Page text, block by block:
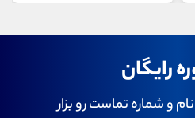
رایگان
و شماره تماست رو بزار